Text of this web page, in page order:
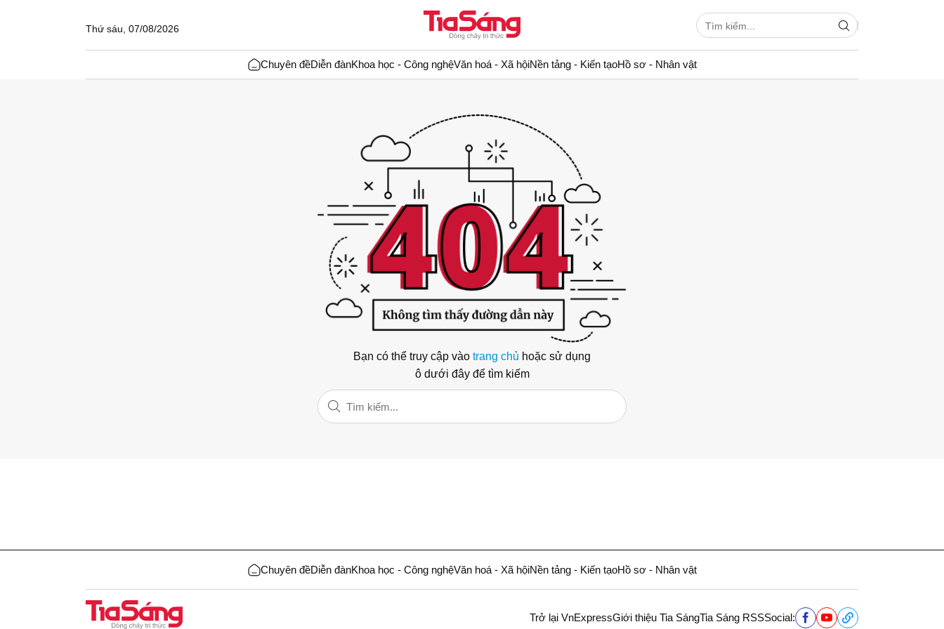
Thứ sáu, 07/08/2026
Chuyên đềDiễn đànKhoa học - Công nghệVăn hoá - Xã hộiNền tảng - Kiến tạoHồ sơ - Nhân vật
Bạn có thể truy cập vào trang chủ hoặc sử dụng
ô dưới đây để tìm kiếm
Chuyên đềDiễn đànKhoa học - Công nghệVăn hoá - Xã hộiNền tảng - Kiến tạoHồ sơ - Nhân vật
Trở lại VnExpressGiới thiệu Tia SángTia Sáng RSSSocial: